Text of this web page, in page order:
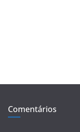
Comentários